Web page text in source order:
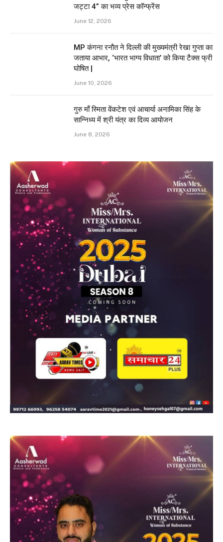
जट्टा 4” का भव्य प्रेस कॉन्फ्रेंस
June 12, 2026
MP कंगना रनौत ने दिल्ली की मुख्यमंत्री रेखा गुप्ता का
जताया आभार, ‘भारत भाग्य विधाता’ को किया टैक्स फ्री
घोषित |
June 10, 2026
गुरु माँ स्मिता वेंकटेश एवं आचार्या अनामिका सिंह के
सान्निध्य में श्री यंत्र का दिव्य आयोजन
June 8, 2026